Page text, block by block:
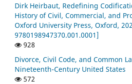
Dirk Heirbaut, Redefining
History of Civil, Commercial, and
Oxford University Press, Oxford,
9780198947370.001.0001]
928
Divorce, Civil Code, and Common
Nineteenth-Century United States
572